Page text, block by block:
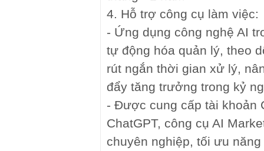
4. Hỗ trợ công cụ làm việc:
- Ứng dụng công nghệ AI
tự động hóa quản lý, theo
rút ngắn thời gian xử lý,
đẩy tăng trưởng trong kỷ
- Được cung cấp tài khoản
ChatGPT, công cụ AI
chuyên nghiệp, tối ưu